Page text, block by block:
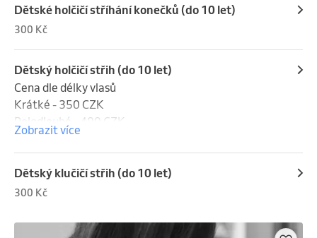
Dětské holčičí stříhání konečků (do 10 let)
300 Kč
Dětský holčičí střih (do 10 let)
Cena dle délky vlasů
Krátké - 350 CZK
Polodlouhé - 400 CZK
Dlouhé - 450 CZK
Zobrazit více
Dětský klučičí střih (do 10 let)
300 Kč